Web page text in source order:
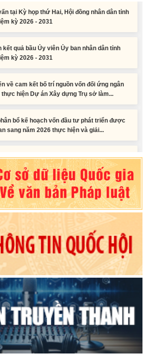
kết quả bầu Ủy viên Ủy ban nhân dân tỉnh
về cam kết bố trí nguồn vốn đối ứng ngân
bổ kế hoạch vốn đầu tư phát triển được
chinh và phân bổ chi tiết kế hoạch đầu tư
tại Kỳ họp thứ Hai, Hội đồng nhân dân tỉnh
kỳ 2026 - 2031
kết quả bầu Ủy viên Ủy ban nhân dân tỉnh
kỳ 2026 - 2031
Tiếng Ê đê - TP25
Tiếng Ê đê - TP24
Tiếng Ê đê - TP23
Tiếng Ê đê - TP22